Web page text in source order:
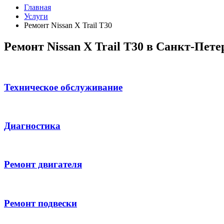
Главная
Услуги
Ремонт Nissan X Trail T30
Ремонт Nissan X Trail T30 в Санкт-
Техническое обслуживание
Диагностика
Ремонт двигателя
Ремонт подвески